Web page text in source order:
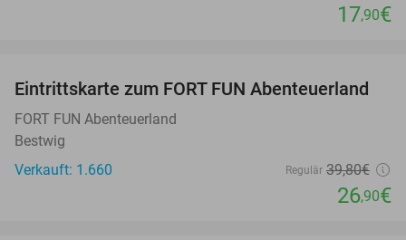
17,90€
32%
Eintrittskarte zum FORT FUN Abenteuerland
FORT FUN Abenteuerland
Bestwig
Verkauft: 1.660
Regulär 39,80€
26,90€